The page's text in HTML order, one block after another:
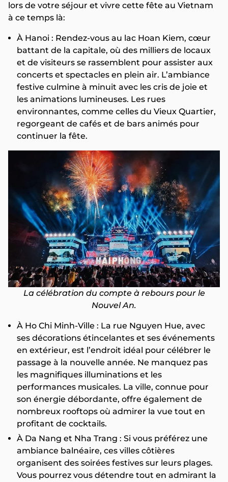
lors de votre séjour et vivre cette fête au Vietnam
à ce temps là:
À Hanoi : Rendez-vous au lac Hoan Kiem, cœur
battant de la capitale, où des milliers de locaux
et de visiteurs se rassemblent pour assister aux
concerts et spectacles en plein air. L’ambiance
festive culmine à minuit avec les cris de joie et
les animations lumineuses. Les rues
environnantes, comme celles du Vieux Quartier,
regorgeant de cafés et de bars animés pour
continuer la fête.
La célébration du compte à rebours pour le
Nouvel An.
À Ho Chi Minh-Ville : La rue Nguyen Hue, avec
ses décorations étincelantes et ses événements
en extérieur, est l’endroit idéal pour célébrer le
passage à la nouvelle année. Ne manquez pas
les magnifiques illuminations et les
performances musicales. La ville, connue pour
son énergie débordante, offre également de
nombreux rooftops où admirer la vue tout en
profitant de cocktails.
À Da Nang et Nha Trang : Si vous préférez une
ambiance balnéaire, ces villes côtières
organisent des soirées festives sur leurs plages.
Vous pourrez vous détendre tout en admirant la